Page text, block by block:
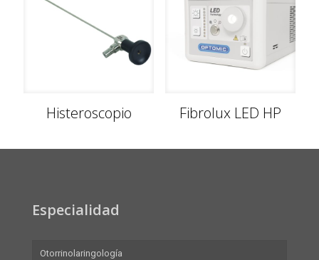
Histeroscopio Fibrolux LED HP
Especialidad
Otorrinolaringología